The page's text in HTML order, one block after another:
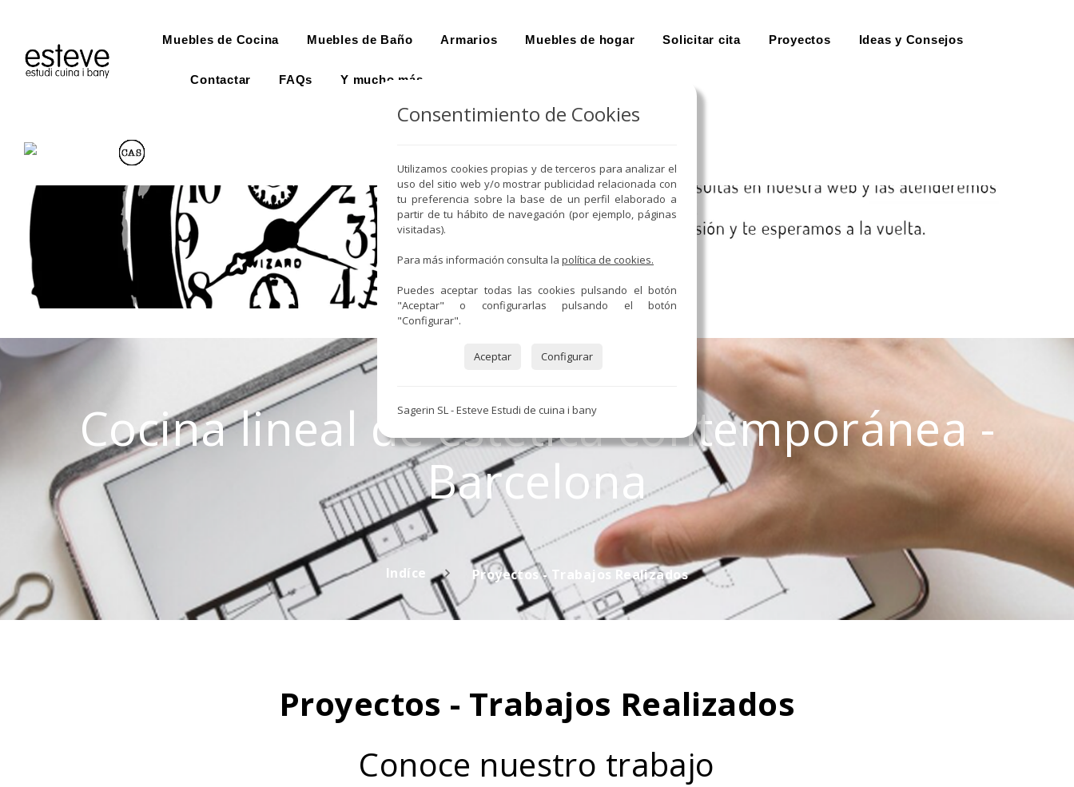
Consentimiento de Cookies
Utilizamos cookies propias y de terceros para analizar el
uso del sitio web y/o mostrar publicidad relacionada con
tu preferencia sobre la base de un perfil elaborado a
partir de tu hábito de navegación (por ejemplo, páginas
visitadas).
Para más información consulta la política de cookies.
Puedes aceptar todas las cookies pulsando el botón
"Aceptar" o configurarlas pulsando el botón
"Configurar".
Aceptar Configurar
Sagerin SL - Esteve Estudi de cuina i bany
Muebles de Cocina Muebles de Baño Armarios Muebles de hogar Solicitar cita Proyectos Ideas y Consejos
Contactar FAQs Y mucho más ...
Cocina lineal de estética contemporánea -
Barcelona
Indíce Proyectos - Trabajos Realizados
Proyectos - Trabajos Realizados
Conoce nuestro trabajo